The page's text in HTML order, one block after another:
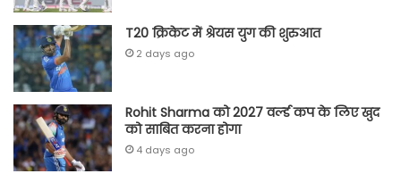
T20 क्रिकेट में श्रेयस युग की शुरुआत
2 days ago
Rohit Sharma को 2027 वर्ल्‍ड कप के लिए खुद
को साबित करना होगा
4 days ago